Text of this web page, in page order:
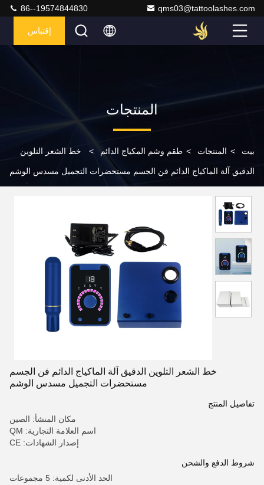
qms03@tattoolashes.com
86--19574844830
إقتباس
المنتجات
بيت > المنتجات > طقم وشم المكياج الدائم > خط الشعر التلوين
الدقيق آلة الماكياج الدائم فن الجسم مستحضرات التجميل مسدس الوشم
خط الشعر التلوين الدقيق آلة الماكياج الدائم فن الجسم
مستحضرات التجميل مسدس الوشم
تفاصيل المنتج
مكان المنشأ: الصين
اسم العلامة التجارية: QM
إصدار الشهادات: CE
شروط الدفع والشحن
الحد الأدنى لكمية: 5 مجموعات